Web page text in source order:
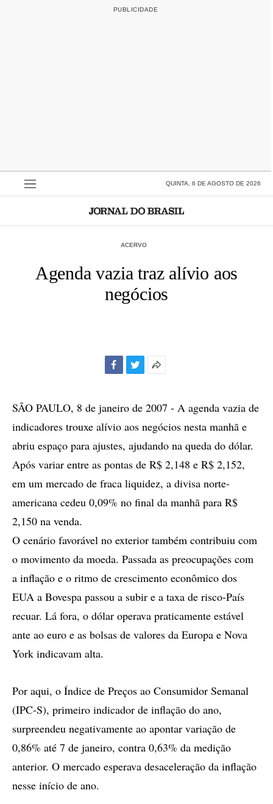
QUINTA, 6 DE AGOSTO DE 2026
ACERVO
Agenda vazia traz alívio aos
negócios
compartilhamento
SÃO PAULO, 8 de janeiro de 2007 - A agenda vazia de
indicadores trouxe alívio aos negócios nesta manhã e
abriu espaço para ajustes, ajudando na queda do dólar.
Após variar entre as pontas de R$ 2,148 e R$ 2,152,
em um mercado de fraca liquidez, a divisa norte-
americana cedeu 0,09% no final da manhã para R$
2,150 na venda.
O cenário favorável no exterior também contribuiu com
o movimento da moeda. Passada as preocupações com
a inflação e o ritmo de crescimento econômico dos
EUA a Bovespa passou a subir e a taxa de risco-País
recuar. Lá fora, o dólar operava praticamente estável
ante ao euro e as bolsas de valores da Europa e Nova
York indicavam alta.
Por aqui, o Índice de Preços ao Consumidor Semanal
(IPC-S), primeiro indicador de inflação do ano,
surpreendeu negativamente ao apontar variação de
0,86% até 7 de janeiro, contra 0,63% da medição
anterior. O mercado esperava desaceleração da inflação
nesse início de ano.